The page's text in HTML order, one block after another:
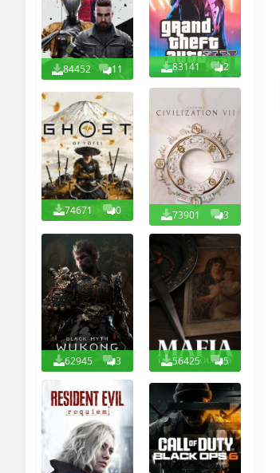
84452 11 83141 2
74671 0 73901 3
62945 3 56425 5